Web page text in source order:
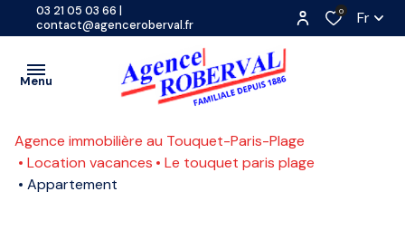
03 21 05 03 66 |
contact@agenceroberval.fr
0 Fr
Menu
VENTES
PROGRAMMES
Agence immobilière au Touquet-Paris-Plage
Location vacances
Le touquet paris plage
Appartement